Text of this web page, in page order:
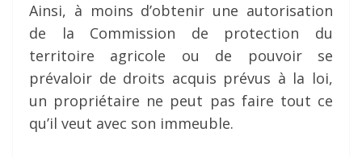
Ainsi, à moins d’obtenir une autorisation
de la Commission de protection du
territoire agricole ou de pouvoir se
prévaloir de droits acquis prévus à la loi,
un propriétaire ne peut pas faire tout ce
qu’il veut avec son immeuble.